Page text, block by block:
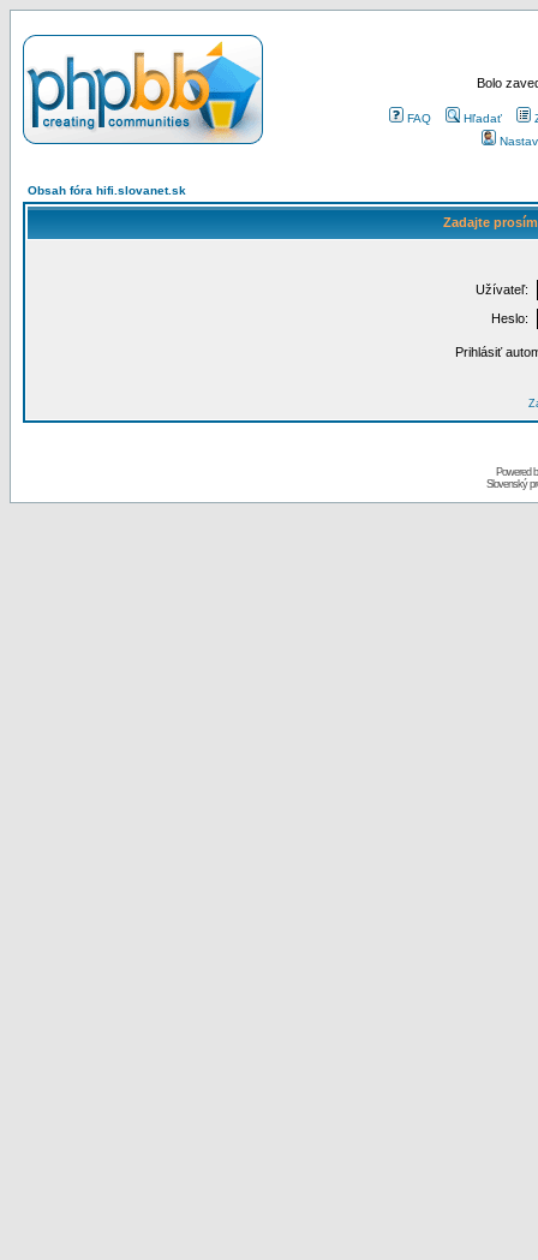
Bolo
FAQ Hľadať
Obsah fóra hifi.slovanet.sk
Zadajte
Užívateľ:
Heslo:
Prihlásiť
Powered
Slovenský